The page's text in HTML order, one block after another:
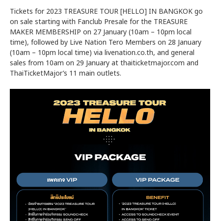
Tickets for 2023 TREASURE TOUR [HELLO] IN BANGKOK go
on sale starting with Fanclub Presale for the TREASURE
MAKER MEMBERSHIP on 27 January (10am – 10pm local
time), followed by Live Nation Tero Members on 28 January
(10am – 10pm local time) via livenation.co.th, and general
sales from 10am on 29 January at thaiticketmajor.com and
ThaiTicketMajor’s 11 main outlets.